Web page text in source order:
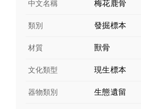
中文名稱 梅花鹿骨
類別 發掘標本
材質 獸骨
文化類型 現生標本
器物類別 生態遺留